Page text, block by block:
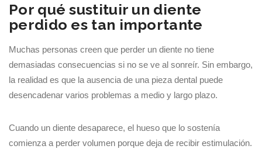
Por qué sustituir un diente
perdido es tan importante
Muchas personas creen que perder un diente no tiene
demasiadas consecuencias si no se ve al sonreír. Sin embargo,
la realidad es que la ausencia de una pieza dental puede
desencadenar varios problemas a medio y largo plazo.
Cuando un diente desaparece, el hueso que lo sostenía
comienza a perder volumen porque deja de recibir estimulación.